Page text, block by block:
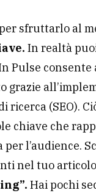
sfruttarlo al
In realtà
Pulse consente
grazie
ricerca (SEO).
chiave che
l’audience.
nel tuo
Hai pochi